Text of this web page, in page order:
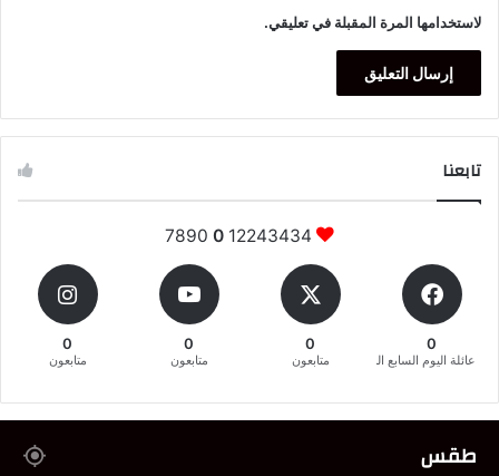
لاستخدامها المرة المقبلة في تعليقي.
تابعنا
12243434
0
0
عائلة اليوم السابع المغربية
0
متابعون
0
متابعون
0
متابعون
طقس